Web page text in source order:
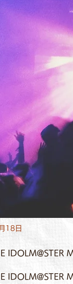
18日
IDOLM@STER
IDOLM@STER